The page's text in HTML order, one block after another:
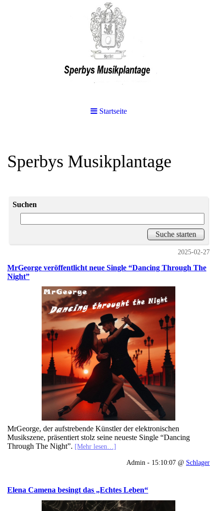
Startseite
Sperbys Musikplantage
Suchen
2025-02-27
MrGeorge veröffentlicht neue Single “Dancing Through The
Night”
MrGeorge, der aufstrebende Künstler der elektronischen
Musikszene, präsentiert stolz seine neueste Single “Dancing
Through The Night”. [Mehr lesen…]
Admin - 15:10:07 @ Schlager
Elena Camena besingt das „Echtes Leben“